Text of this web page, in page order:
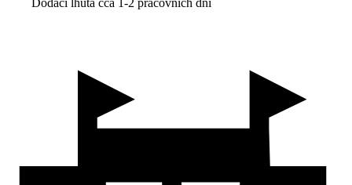
Dodací lhůta cca 1-2 pracovních dní